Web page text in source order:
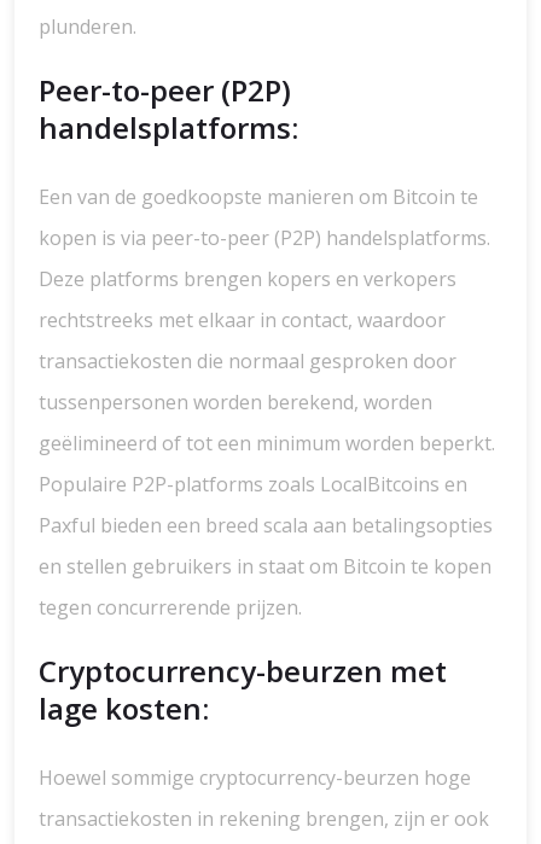
plunderen.
Peer-to-peer (P2P)
handelsplatforms:
Een van de goedkoopste manieren om Bitcoin te
kopen is via peer-to-peer (P2P) handelsplatforms.
Deze platforms brengen kopers en verkopers
rechtstreeks met elkaar in contact, waardoor
transactiekosten die normaal gesproken door
tussenpersonen worden berekend, worden
geëlimineerd of tot een minimum worden beperkt.
Populaire P2P-platforms zoals LocalBitcoins en
Paxful bieden een breed scala aan betalingsopties
en stellen gebruikers in staat om Bitcoin te kopen
tegen concurrerende prijzen.
Cryptocurrency-beurzen met
lage kosten:
Hoewel sommige cryptocurrency-beurzen hoge
transactiekosten in rekening brengen, zijn er ook